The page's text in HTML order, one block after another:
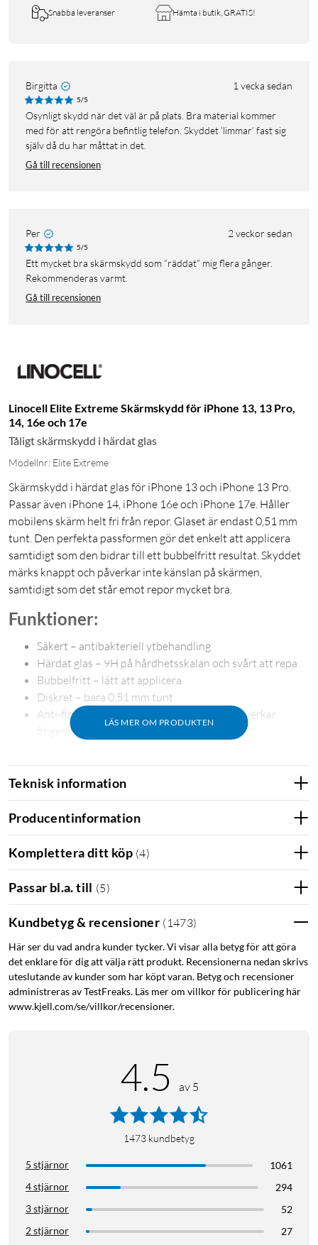
Snabba leveranser Hämta i butik, GRATIS!
Birgitta 1 vecka sedan
5/5
Osynligt skydd när det väl är på plats. Bra material kommer
med för att rengöra befintlig telefon. Skyddet ’limmar’ fast sig
själv då du har måttat in det.
Gå till recensionen
Per 2 veckor sedan
5/5
Ett mycket bra skärmskydd som ”räddat” mig flera gånger.
Rekommenderas varmt.
Gå till recensionen
Linocell Elite Extreme Skärmskydd för iPhone 13, 13 Pro,
14, 16e och 17e
Tåligt skärmskydd i härdat glas
Modellnr: Elite Extreme
Skärmskydd i härdat glas för iPhone 13 och iPhone 13 Pro.
Passar även iPhone 14, iPhone 16e och iPhone 17e. Håller
mobilens skärm helt fri från repor. Glaset är endast 0,51 mm
tunt. Den perfekta passformen gör det enkelt att applicera
samtidigt som den bidrar till ett bubbelfritt resultat. Skyddet
märks knappt och påverkar inte känslan på skärmen,
samtidigt som det står emot repor mycket bra.
LÄS MER OM PRODUKTEN
Funktioner:
Säkert – antibakteriell ytbehandling
Härdat glas – 9H på hårdhetsskalan och svårt att repa
Bubbelfritt – lätt att applicera
Diskret – bara 0,51 mm tunt
Anti-fingeravtryck – specialbeläggning motverkar
fingeravtryck
responsivitet
Skärmskydd i härdat glas
Mikrofiberduk
Rengöringsmedel
Dammborttagare
iPhone 14 iPhone 13-serien
iPhone 13 Pro iPhone 16e
Teknisk information
Producentinformation
Komplettera ditt köp (4)
Passar bl.a. till (5)
Kundbetyg & recensioner ( 1473)
Här ser du vad andra kunder tycker. Vi visar alla betyg för att göra
det enklare för dig att välja rätt produkt. Recensionerna nedan skrivs
uteslutande av kunder som har köpt varan. Betyg och recensioner
administreras av TestFreaks. Läs mer om villkor för publicering här
www.kjell.com/se/villkor/recensioner.
4.5 av 5
1473 kundbetyg
5 stjärnor
1061
4 stjärnor
294
3 stjärnor
52
2 stjärnor
27